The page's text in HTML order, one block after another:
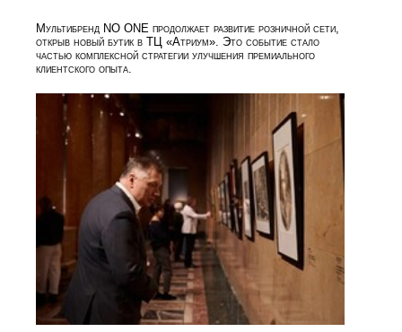
Мультибренд NO ONE продолжает развитие розничной сети,
открыв новый бутик в ТЦ «Атриум». Это событие стало
частью комплексной стратегии улучшения премиального
клиентского опыта.